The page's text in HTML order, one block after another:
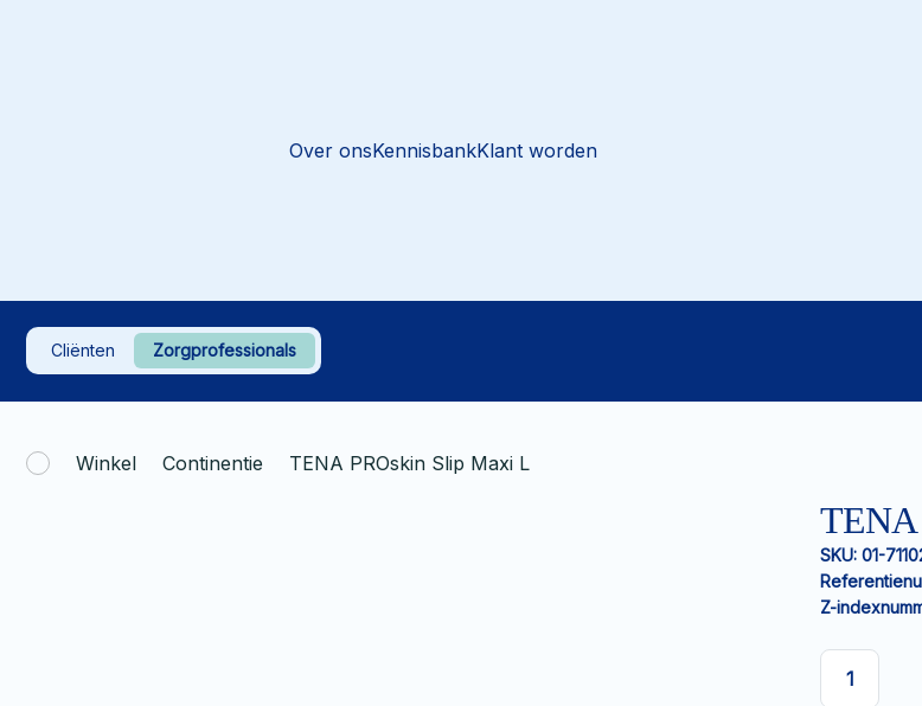
Over onsKennisbankKlant worden
Cliënten Zorgprofessionals
Winkel Continentie TENA PROskin Slip Maxi L
TENA
SKU: 01-
Z-
TENA